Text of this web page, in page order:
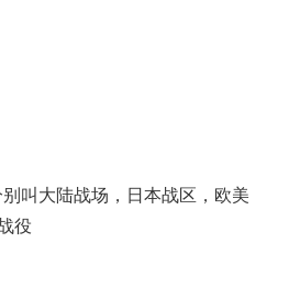
叫大陆战场，日本战区，欧美
役